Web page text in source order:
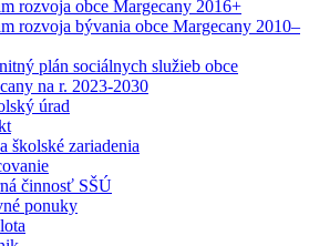
rozvoja obce Margecany 2016+
rozvoja bývania obce Margecany 2010–
plán sociálnych služieb obce
na r. 2023-2030
úrad
školské zariadenia
činnosť SŠÚ
ponuky